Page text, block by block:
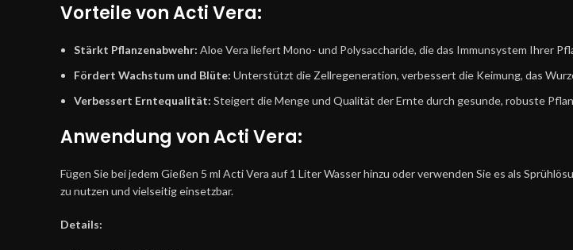
Vorteile von Acti Vera:
Stärkt Pflanzenabwehr: Aloe Vera liefert Mono- und Polysaccharide, die das Immunsystem Ihrer
Fördert Wachstum und Blüte: Unterstützt die Zellregeneration, verbessert die Keimung, das
Verbessert Erntequalität: Steigert die Menge und Qualität der Ernte durch gesunde, robuste
Anwendung von Acti Vera:
Fügen Sie bei jedem Gießen 5 ml Acti Vera auf 1 Liter Wasser hinzu oder verwenden Sie es als
zu nutzen und vielseitig einsetzbar.
Details: